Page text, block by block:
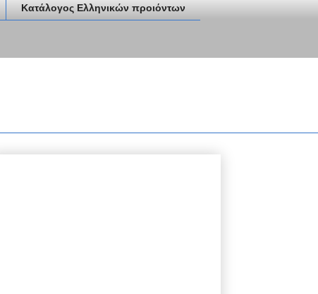
Κατάλογος Ελληνικών προιόντων